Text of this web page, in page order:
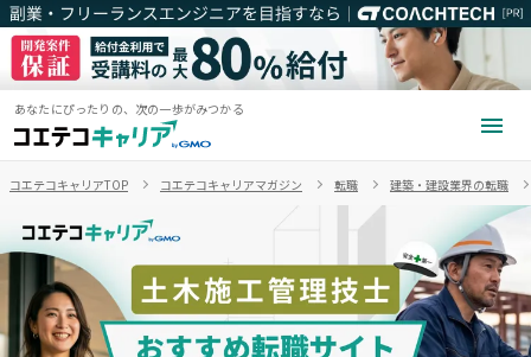
あなたにぴったりの、次の一歩がみつかる
コエテコキャリアTOP コエテコキャリアマガジン 転職 建築・建設業界の転職